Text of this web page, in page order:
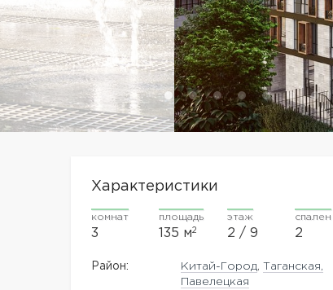
Характеристики
комнат
3
площадь
135 м2
этаж
2 / 9
спален
2
Район: Китай-Город ,Таганская,
Павелецкая